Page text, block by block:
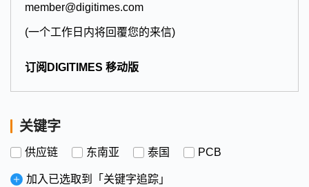
member@digitimes.com
(一个工作日内将回覆您的来信)
订阅DIGITIMES 移动版
关键字
供应链 东南亚 泰国 PCB
加入已选取到「关键字追踪」